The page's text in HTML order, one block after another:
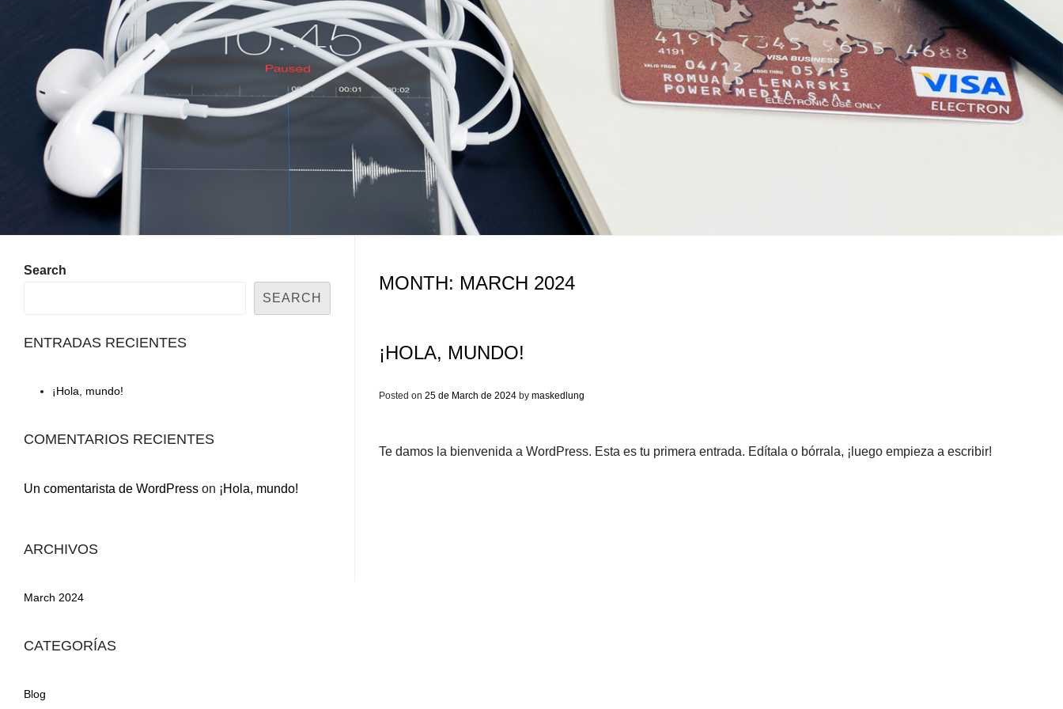
MONTH: MARCH 2024
¡HOLA, MUNDO!
Posted on 25 de March de 2024 by maskedlung
Te damos la bienvenida a WordPress. Esta es tu primera entrada. Edítala o bórrala, ¡luego empieza a escribir!
Search
SEARCH
ENTRADAS RECIENTES
¡Hola, mundo!
COMENTARIOS RECIENTES
Un comentarista de WordPress on ¡Hola, mundo!
ARCHIVOS
March 2024
CATEGORÍAS
Blog